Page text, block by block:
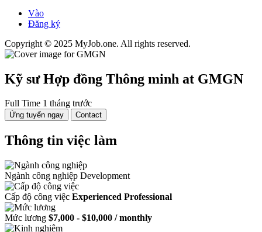
Vào
Đăng ký
Copyright © 2025 MyJob.one. All rights reserved.
Kỹ sư Hợp đồng Thông minh at GMGN
Full Time 1 tháng trước
Ứng tuyển ngay Contact
Thông tin việc làm
Ngành công nghiệp Development
Cấp độ công việc Experienced Professional
Mức lương $7,000 - $10,000 / monthly